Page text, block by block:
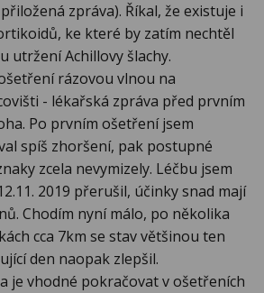
zpráva). Říkal, že existuje i
ke které by zatím nechtěl
utržení Achillovy šlachy.
rázovou vlnou na
- lékařská zpráva před prvním
Po prvním ošetření jsem
spíš zhoršení, pak postupné
zcela nevymizely. Léčbu jsem
2019 přerušil, účinky snad mají
Chodím nyní málo, po několika
cca 7km se stav většinou ten
den naopak zlepšil.
je vhodné pokračovat v ošetřeních